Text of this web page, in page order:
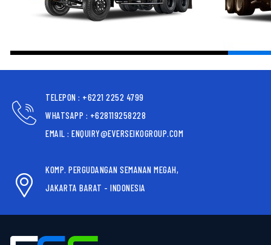
TELEPON : +6221 2252 4799
WHATSAPP : +628119258228
EMAIL : ENQUIRY@EVERSEIKOGROUP.COM
KOMP. PERGUDANGAN SEMANAN MEGAH,
JAKARTA BARAT - INDONESIA